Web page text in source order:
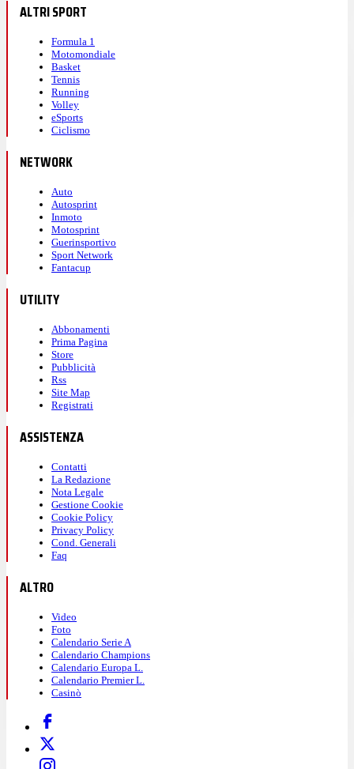
ALTRI SPORT
Formula 1
Motomondiale
Basket
Tennis
Running
Volley
eSports
Ciclismo
NETWORK
Auto
Autosprint
Inmoto
Motosprint
Guerinsportivo
Sport Network
Fantacup
UTILITY
Abbonamenti
Prima Pagina
Store
Pubblicità
Rss
Site Map
Registrati
ASSISTENZA
Contatti
La Redazione
Nota Legale
Gestione Cookie
Cookie Policy
Privacy Policy
Cond. Generali
Faq
ALTRO
Video
Foto
Calendario Serie A
Calendario Champions
Calendario Europa L.
Calendario Premier L.
Casinò